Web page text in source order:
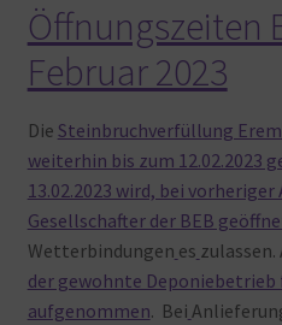
Öffnungszeiten
Februar 2023
Die Steinbruchverfüllung
weiterhin bis zum 12.02.2023
13.02.2023 wird, bei
Gesellschafter der BEB
Wetterbindungen es zulassen.
der gewohnte
aufgenommen. Bei